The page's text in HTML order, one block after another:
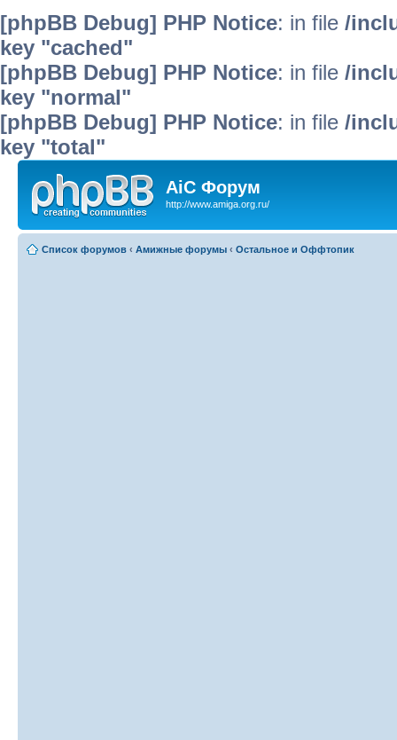
[phpBB Debug] PHP Notice: in file /
key "cached"
[phpBB Debug] PHP Notice: in file /
key "normal"
[phpBB Debug] PHP Notice: in file /
key "total"
AiC Форум
http://www.amiga.org.ru/
Список форумов ‹ Амижные форумы ‹ Остальное и Оффтопик